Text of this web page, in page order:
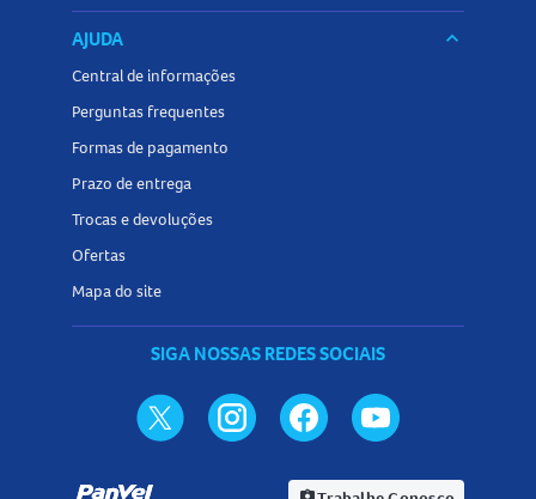
AJUDA keyboard_arrow_down
Central de informações
Perguntas frequentes
Formas de pagamento
Prazo de entrega
Trocas e devoluções
Ofertas
Mapa do site
SIGA NOSSAS REDES SOCIAIS